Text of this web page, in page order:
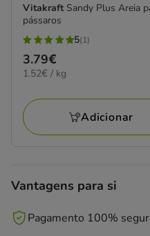
Vitakraft Sandy Plus Areia
pássaros
5
estrelas
com
avaliações
5(1)
Preço
3.79€
3.79€
1.52€
KG
1.52€ / kg
Adicionar
Vantagens para si
Pagamento 100%